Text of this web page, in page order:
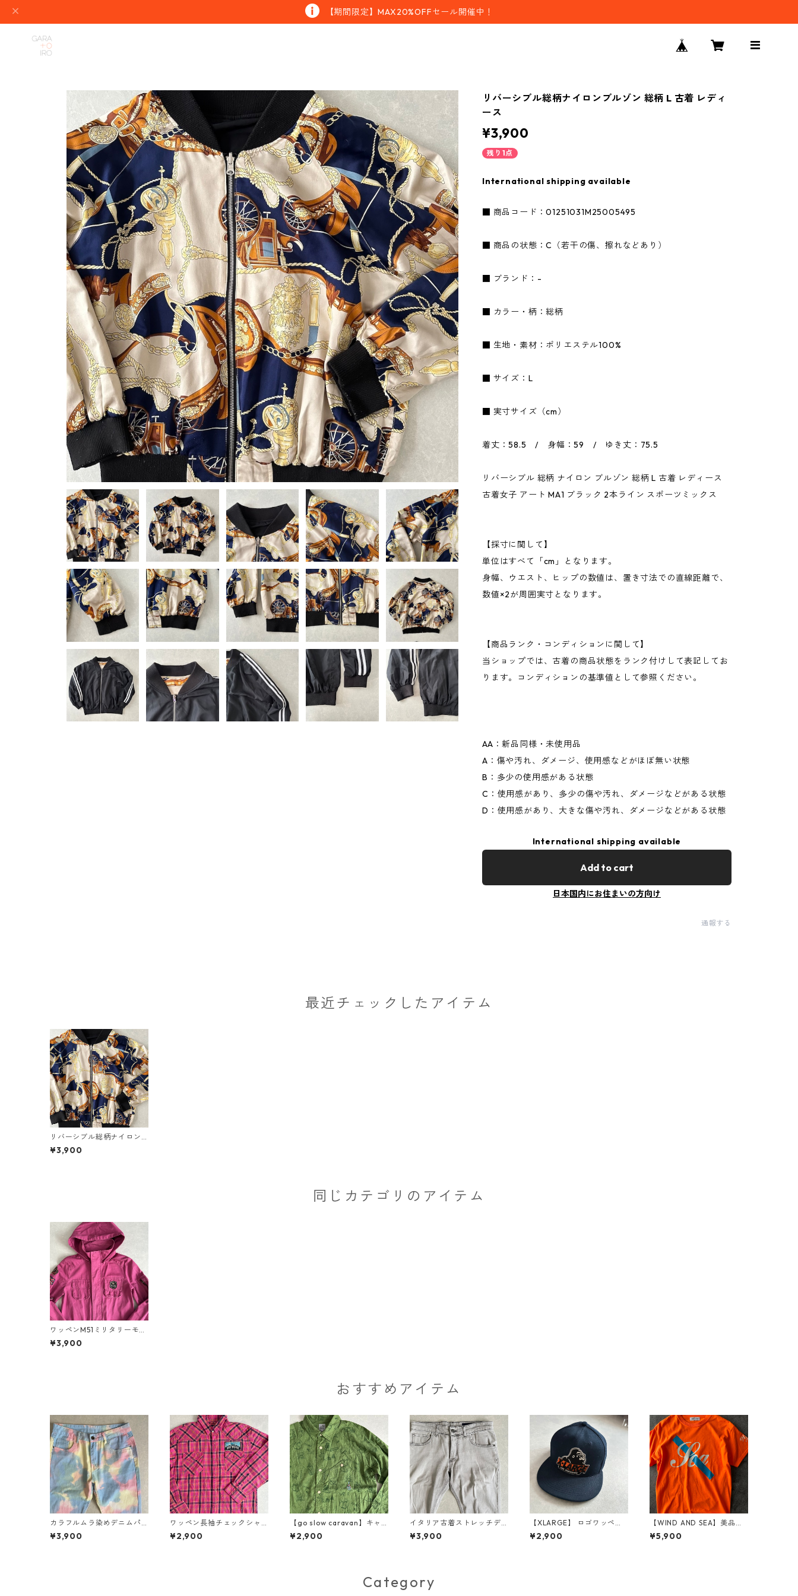
【期間限定】MAX20%OFFセール開催中！
リバーシブル総柄ナイロンブルゾン 総柄 L 古着 レディ
ース
¥3,900
残り1点
International shipping available
■ 商品コード：01251031M25005495
■ 商品の状態：C（若干の傷、擦れなどあり）
■ ブランド：-
■ カラー・柄：総柄
■ 生地・素材：ポリエステル100%
■ サイズ：L
■ 実寸サイズ（cm）
着丈：58.5 / 身幅：59 / ゆき丈：75.5
リバーシブル 総柄 ナイロン ブルゾン 総柄 L 古着 レディース
古着女子 アート MA1 ブラック 2本ライン スポーツミックス
【採寸に関して】
単位はすべて「cm」となります。
身幅、ウエスト、ヒップの数値は、置き寸法での直線距離で、
数値×2が周囲実寸となります。
【商品ランク・コンディションに関して】
当ショップでは、古着の商品状態をランク付けして表記してお
ります。コンディションの基準値として参照ください。
AA：新品同様・未使用品
A：傷や汚れ、ダメージ、使用感などがほぼ無い状態
B：多少の使用感がある状態
C：使用感があり、多少の傷や汚れ、ダメージなどがある状態
D：使用感があり、大きな傷や汚れ、ダメージなどがある状態
International shipping available
Add to cart
日本国内にお住まいの方向け
通報する
最近チェックしたアイテム
リバーシブル総柄ナイロン
ブルゾン 総柄 L 古着 レディ
ース
¥3,900
同じカテゴリのアイテム
ワッペンM51ミリタリーモッ
ズコート ピンク M 古着 レ
ディース
¥3,900
おすすめアイテム
カラフルムラ染めデニムパ
ンツ 総柄 34 古着 メンズ
¥3,900
ワッペン長袖チェックシャ
ツ チェック柄 L 古着 メンズ
¥2,900
【go slow caravan】キャ
ンプ柄ロゴ刺繍長袖シャツ
総柄 3 古着 メンズ
¥2,900
イタリア古着ストレッチデ
ニムパンツ グレー 32 古着
メンズ
¥3,900
【XLARGE】 ロゴワッペン
ベースボールキャップ 古着
メンズ レディース
¥2,900
【WIND AND SEA】美品プ
リント半袖Tシャツ オレンジ
M 古着 メンズ
¥5,900
Category